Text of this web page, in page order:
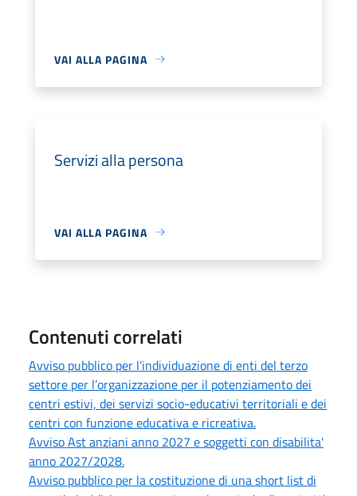
VAI ALLA PAGINA
Servizi alla persona
VAI ALLA PAGINA
Contenuti correlati
Avviso pubblico per l’individuazione di enti del terzo
settore per l’organizzazione per il potenziamento dei
centri estivi, dei servizi socio-educativi territoriali e dei
centri con funzione educativa e ricreativa.
Avviso Ast anziani anno 2027 e soggetti con disabilita'
anno 2027/2028.
Avviso pubblico per la costituzione di una short list di